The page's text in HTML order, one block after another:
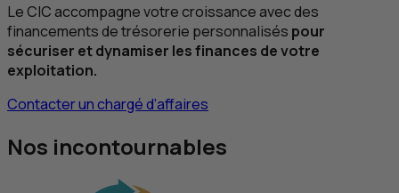
Le CIC accompagne votre croissance avec des
financements de trésorerie personnalisés pour
sécuriser et dynamiser les finances de votre
exploitation.
Contacter un chargé d’affaires
Nos incontournables